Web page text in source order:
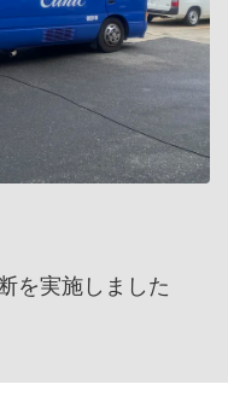
を実施しました